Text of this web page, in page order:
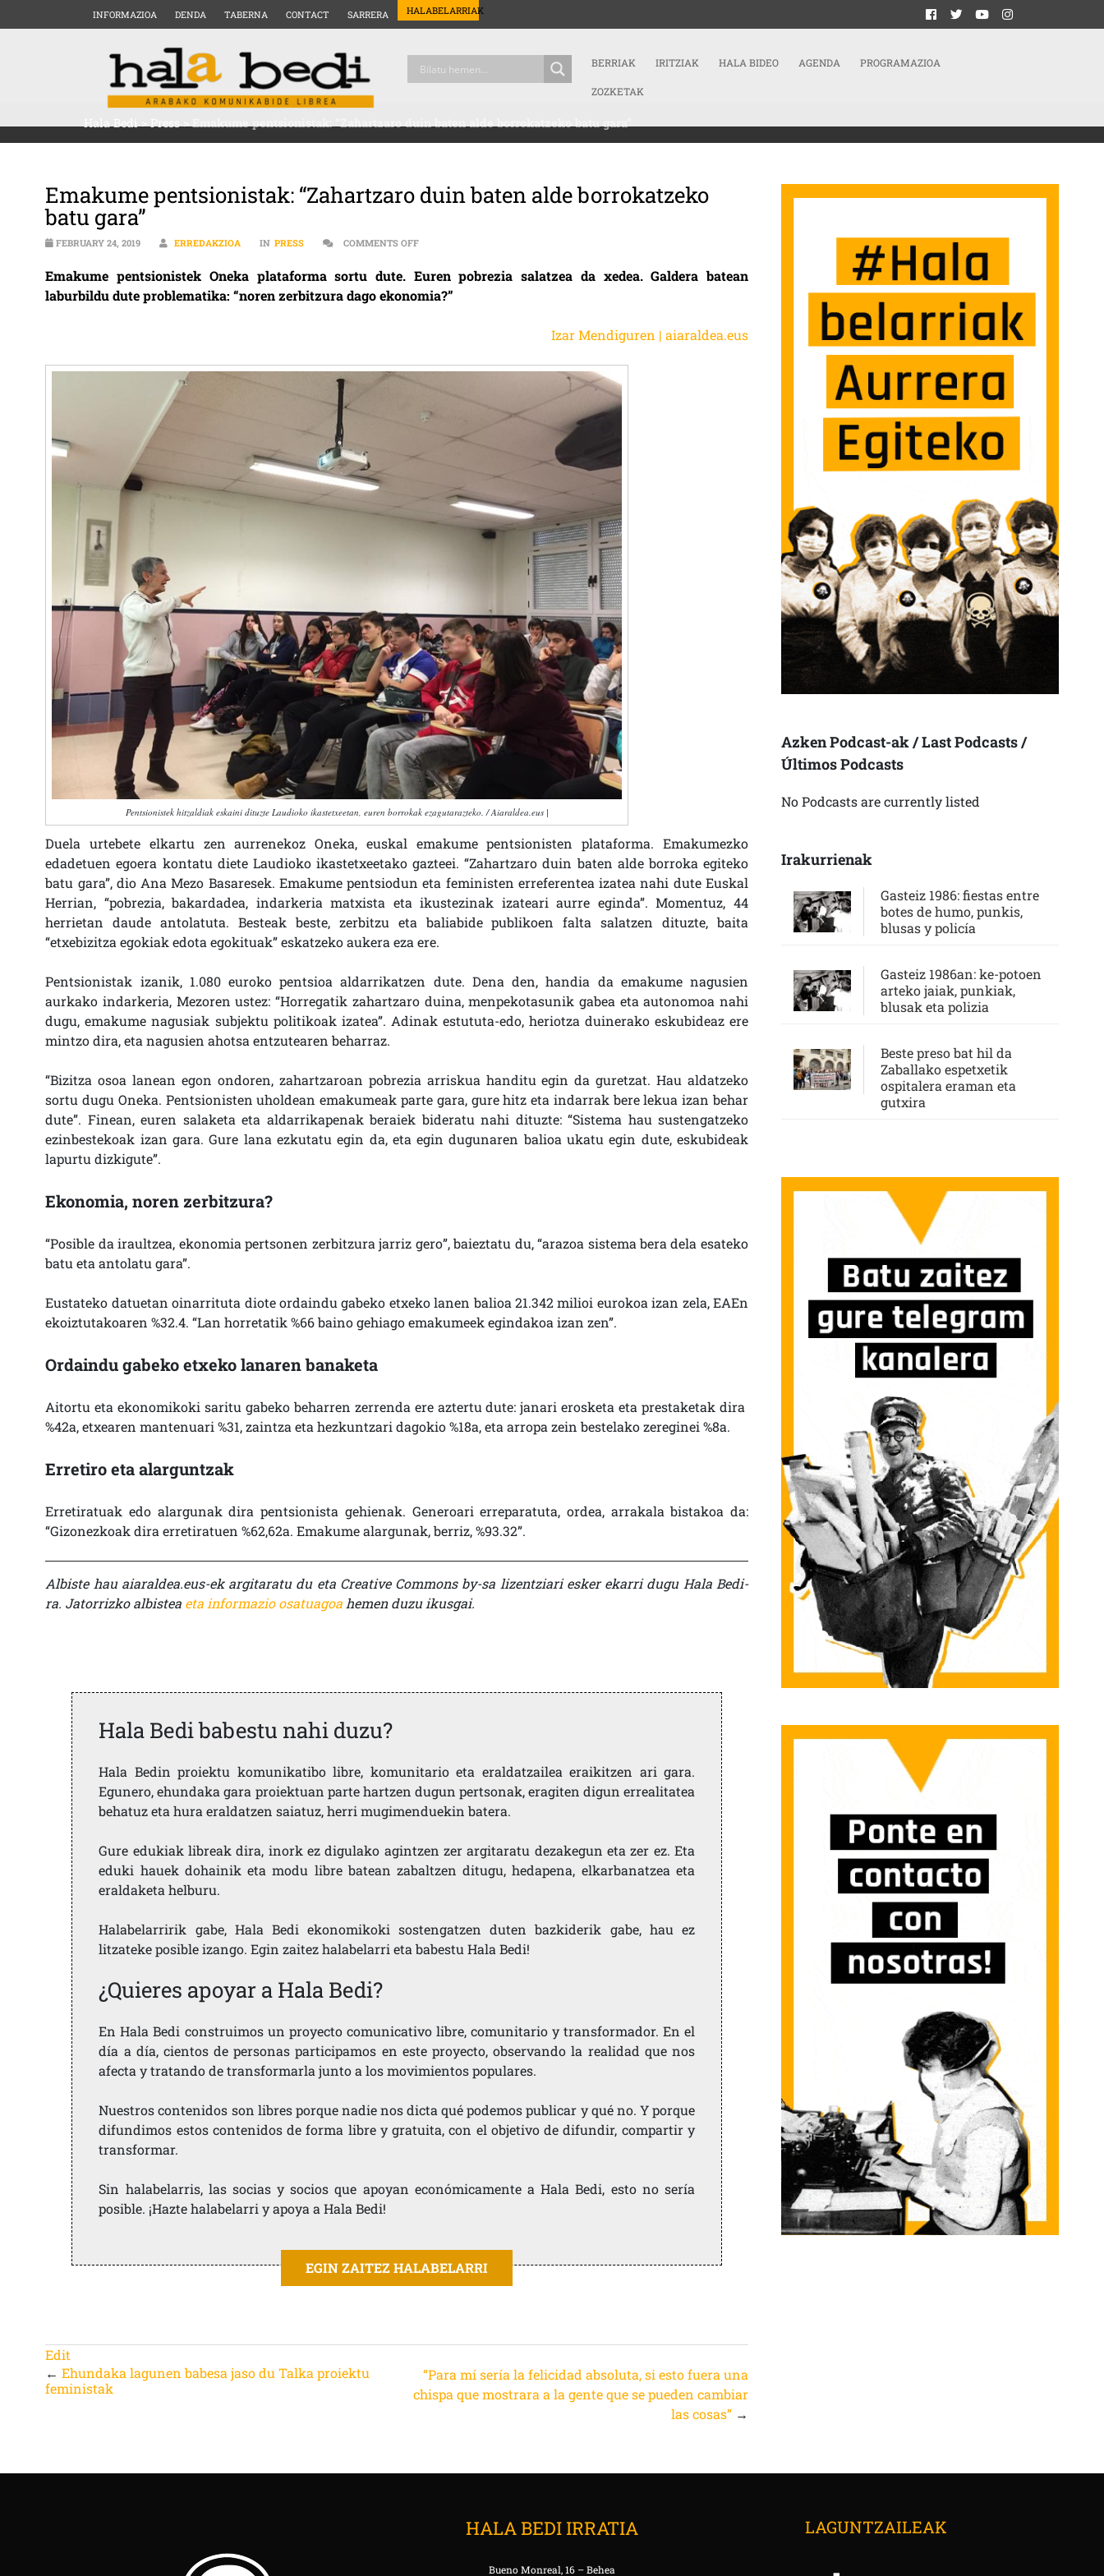
INFORMAZIOA DENDA TABERNA CONTACT SARRERA HALABELARRIAK
BERRIAK IRITZIAK HALA BIDEO AGENDA PROGRAMAZIOA
ZOZKETAK
Hala Bedi>Press>Emakume pentsionistak: “Zahartzaro duin baten alde borrokatzeko batu gara”
Emakume pentsionistak: “Zahartzaro duin baten alde borrokatzeko
batu gara”
FEBRUARY 24, 2019 ERREDAKZIOA IN PRESS COMMENTS OFFON EMAKUME PENTSIONISTAK: “ZAHARTZARO DUIN BATEN ALDE BORROKATZEKO BATU GARA”
Emakume pentsionistek Oneka plataforma sortu dute. Euren pobrezia salatzea da xedea. Galdera batean
laburbildu dute problematika: “noren zerbitzura dago ekonomia?”
Izar Mendiguren | aiaraldea.eus
Pentsionistek hitzaldiak eskaini dituzte Laudioko ikastetxeetan, euren borrokak ezagutarazteko. / Aiaraldea.eus |
Duela urtebete elkartu zen aurrenekoz Oneka, euskal emakume pentsionisten plataforma. Emakumezko
edadetuen egoera kontatu diete Laudioko ikastetxeetako gazteei. “Zahartzaro duin baten alde borroka egiteko
batu gara”, dio Ana Mezo Basaresek. Emakume pentsiodun eta feministen erreferentea izatea nahi dute Euskal
Herrian, “pobrezia, bakardadea, indarkeria matxista eta ikustezinak izateari aurre eginda”. Momentuz, 44
herrietan daude antolatuta. Besteak beste, zerbitzu eta baliabide publikoen falta salatzen dituzte, baita
“etxebizitza egokiak edota egokituak” eskatzeko aukera eza ere.
Pentsionistak izanik, 1.080 euroko pentsioa aldarrikatzen dute. Dena den, handia da emakume nagusien
aurkako indarkeria, Mezoren ustez: “Horregatik zahartzaro duina, menpekotasunik gabea eta autonomoa nahi
dugu, emakume nagusiak subjektu politikoak izatea”. Adinak estututa-edo, heriotza duinerako eskubideaz ere
mintzo dira, eta nagusien ahotsa entzutearen beharraz.
“Bizitza osoa lanean egon ondoren, zahartzaroan pobrezia arriskua handitu egin da guretzat. Hau aldatzeko
sortu dugu Oneka. Pentsionisten uholdean emakumeak parte gara, gure hitz eta indarrak bere lekua izan behar
dute”. Finean, euren salaketa eta aldarrikapenak beraiek bideratu nahi dituzte: “Sistema hau sustengatzeko
ezinbestekoak izan gara. Gure lana ezkutatu egin da, eta egin dugunaren balioa ukatu egin dute, eskubideak
lapurtu dizkigute”.
Ekonomia, noren zerbitzura?
“Posible da iraultzea, ekonomia pertsonen zerbitzura jarriz gero”, baieztatu du, “arazoa sistema bera dela esateko
batu eta antolatu gara”.
Eustateko datuetan oinarrituta diote ordaindu gabeko etxeko lanen balioa 21.342 milioi eurokoa izan zela, EAEn
ekoiztutakoaren %32.4. “Lan horretatik %66 baino gehiago emakumeek egindakoa izan zen”.
Ordaindu gabeko etxeko lanaren banaketa
Aitortu eta ekonomikoki saritu gabeko beharren zerrenda ere aztertu dute: janari erosketa eta prestaketak dira
%42a, etxearen mantenuari %31, zaintza eta hezkuntzari dagokio %18a, eta arropa zein bestelako zereginei %8a.
Erretiro eta alarguntzak
Erretiratuak edo alargunak dira pentsionista gehienak. Generoari erreparatuta, ordea, arrakala bistakoa da:
“Gizonezkoak dira erretiratuen %62,62a. Emakume alargunak, berriz, %93.32”.
Albiste hau aiaraldea.eus-ek argitaratu du eta Creative Commons by-sa lizentziari esker ekarri dugu Hala Bedi-
ra. Jatorrizko albistea eta informazio osatuagoa hemen duzu ikusgai.
Hala Bedi babestu nahi duzu?
Hala Bedin proiektu komunikatibo libre, komunitario eta eraldatzailea eraikitzen ari gara.
Egunero, ehundaka gara proiektuan parte hartzen dugun pertsonak, eragiten digun errealitatea
behatuz eta hura eraldatzen saiatuz, herri mugimenduekin batera.
Gure edukiak libreak dira, inork ez digulako agintzen zer argitaratu dezakegun eta zer ez. Eta
eduki hauek dohainik eta modu libre batean zabaltzen ditugu, hedapena, elkarbanatzea eta
eraldaketa helburu.
Halabelarririk gabe, Hala Bedi ekonomikoki sostengatzen duten bazkiderik gabe, hau ez
litzateke posible izango. Egin zaitez halabelarri eta babestu Hala Bedi!
¿Quieres apoyar a Hala Bedi?
En Hala Bedi construimos un proyecto comunicativo libre, comunitario y transformador. En el
día a día, cientos de personas participamos en este proyecto, observando la realidad que nos
afecta y tratando de transformarla junto a los movimientos populares.
Nuestros contenidos son libres porque nadie nos dicta qué podemos publicar y qué no. Y porque
difundimos estos contenidos de forma libre y gratuita, con el objetivo de difundir, compartir y
transformar.
Sin halabelarris, las socias y socios que apoyan económicamente a Hala Bedi, esto no sería
posible. ¡Hazte halabelarri y apoya a Hala Bedi!
EGIN ZAITEZ HALABELARRI
Edit
←Ehundaka lagunen babesa jaso du Talka proiektu
feministak
“Para mí sería la felicidad absoluta, si esto fuera una
chispa que mostrara a la gente que se pueden cambiar
las cosas”→
Azken Podcast-ak / Last Podcasts /
Últimos Podcasts
No Podcasts are currently listed
Irakurrienak
Gasteiz 1986: fiestas entre
botes de humo, punkis,
blusas y policía
Gasteiz 1986an: ke-potoen
arteko jaiak, punkiak,
blusak eta polizia
Beste preso bat hil da
Zaballako espetxetik
ospitalera eraman eta
gutxira
HALA BEDI IRRATIA
Bueno Monreal, 16 – Behea
LAGUNTZAILEAK